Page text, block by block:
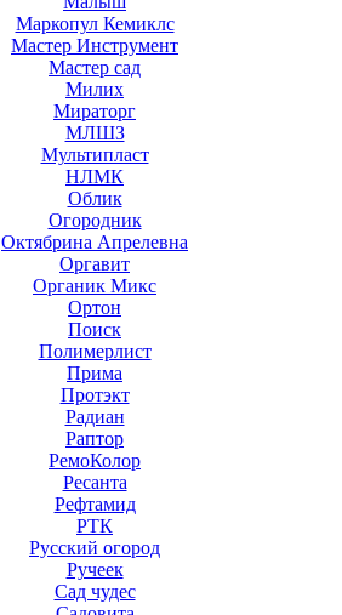
Маркопул Кемиклс
Мастер Инструмент
Мастер сад
Милих
Мираторг
МЛШЗ
Мультипласт
НЛМК
Облик
Огородник
Октябрина Апрелевна
Оргавит
Органик Микс
Ортон
Поиск
Полимерлист
Прима
Протэкт
Радиан
Раптор
РемоКолор
Ресанта
Рефтамид
РТК
Русский огород
Ручеек
Сад чудес